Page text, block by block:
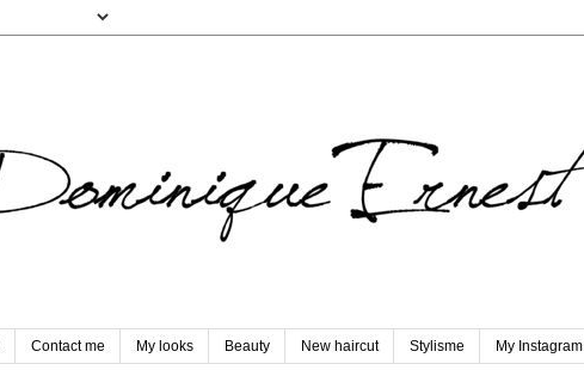
Contact me My looks Beauty New haircut Stylisme My Instagram